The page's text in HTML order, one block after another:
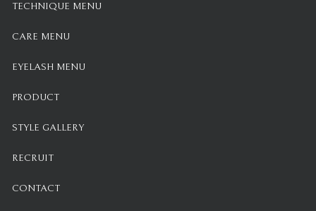
TECHNIQUE MENU
CARE MENU
EYELASH MENU
PRODUCT
STYLE GALLERY
RECRUIT
CONTACT